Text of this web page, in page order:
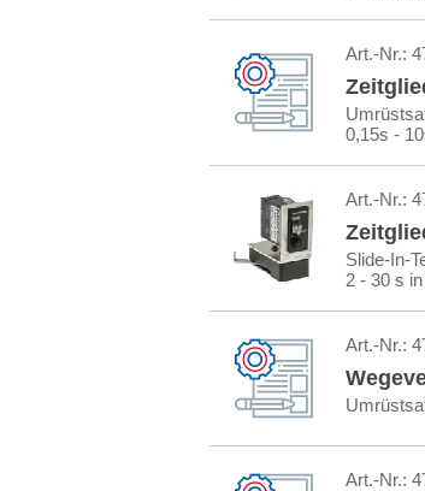
Art.-Nr.:
0,15s -
Art.-Nr.:
Slide-In-
2 - 30 s
Art.-Nr.:
Art.-Nr.: